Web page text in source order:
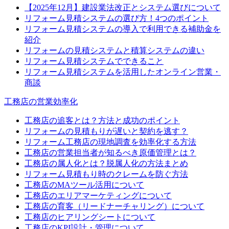
【2025年12月】建設業法改正とシステム選びについて
リフォーム見積システムの選び方！4つのポイント
リフォーム見積システムの導入で利用できる補助金を
紹介
リフォームの見積システムと積算システムの違い
リフォーム見積システムでできること
リフォーム見積システムを活用したオンライン営業・
商談
工務店の営業効率化
工務店の追客とは？方法と成功のポイント
リフォームの見積もりが遅いと契約を逃す？
リフォーム工務店の現地調査を効率化する方法
工務店の営業担当者が知るべき原価管理とは？
工務店の属人化とは？脱属人化の方法まとめ
リフォーム見積もり時のクレームを防ぐ方法
工務店のMAツール活用について
工務店のエリアマーケティングについて
工務店の育客（リードナーチャリング）について
工務店のヒアリングシートについて